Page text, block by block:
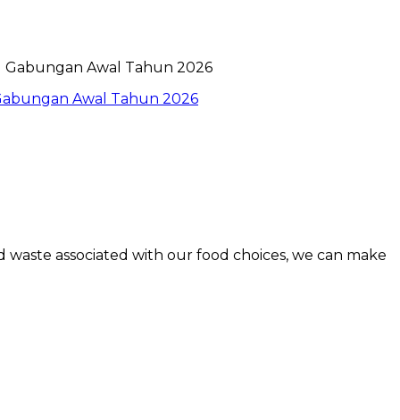
Awal Tahun 2026